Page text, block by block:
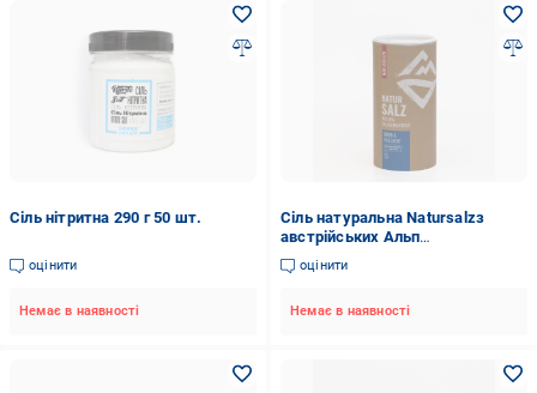
Сіль нітритна 290 г 50 шт.
оцінити
Немає в наявності
Сіль натуральна Natursalzз
австрійських Альп
крупнозерниста нейодована 1,3
кг (95214)
оцінити
Немає в наявності